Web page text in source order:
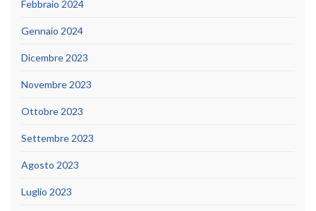
Febbraio 2024
Gennaio 2024
Dicembre 2023
Novembre 2023
Ottobre 2023
Settembre 2023
Agosto 2023
Luglio 2023